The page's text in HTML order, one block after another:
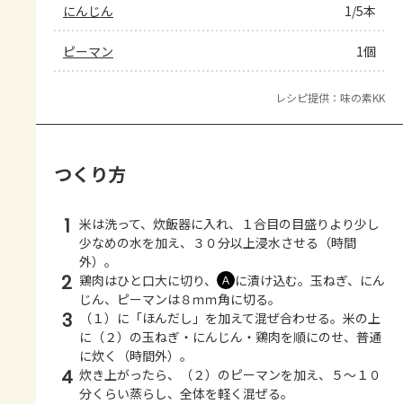
にんじん 1/5本
ピーマン 1個
レシピ提供：味の素KK
つくり方
1 米は洗って、炊飯器に入れ、１合目の目盛りより少し
少なめの水を加え、３０分以上浸水させる（時間
外）。
2 鶏肉はひと口大に切り、 Ａ に漬け込む。玉ねぎ、にん
じん、ピーマンは８ｍｍ角に切る。
3
（１）に「ほんだし」を加えて混ぜ合わせる。米の上
に（２）の玉ねぎ・にんじん・鶏肉を順にのせ、普通
に炊く（時間外）。
4 炊き上がったら、（２）のピーマンを加え、５～１０
分くらい蒸らし、全体を軽く混ぜる。